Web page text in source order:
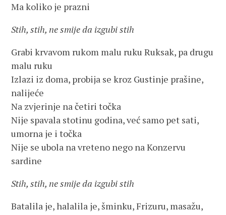
Ma koliko je prazni
Stih, stih, ne smije da izgubi stih
Grabi krvavom rukom malu ruku Ruksak, pa drugu
malu ruku
Izlazi iz doma, probija se kroz Gustinje prašine,
nalijeće
Na zvjerinje na četiri točka
Nije spavala stotinu godina, već samo pet sati,
umorna je i točka
Nije se ubola na vreteno nego na Konzervu
sardine
Stih, stih, ne smije da izgubi stih
Batalila je, halalila je, šminku, Frizuru, masažu,